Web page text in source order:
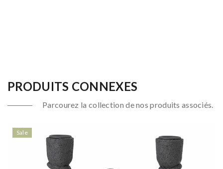
PRODUITS CONNEXES
Parcourez la collection de nos produits associés.
Sale